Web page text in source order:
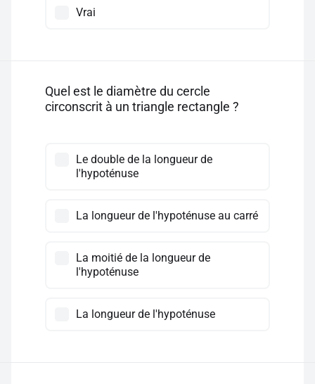
Vrai
Quel est le diamètre du cercle
circonscrit à un triangle rectangle ?
Le double de la longueur de
l'hypoténuse
La longueur de l'hypoténuse au carré
La moitié de la longueur de
l'hypoténuse
La longueur de l'hypoténuse